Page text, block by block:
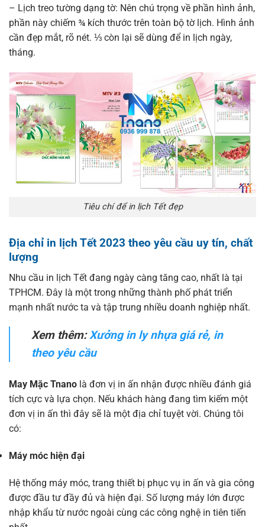
– Lịch treo tường dạng tờ: Nên chú trọng về phần hình ảnh,
phần này chiếm ¾ kích thước trên toàn bộ tờ lịch. Hình ảnh
cần đẹp mắt, rõ nét. ⅓ còn lại sẽ dùng để in lịch ngày,
tháng.
Tiêu chí để in lịch Tết đẹp
Địa chỉ in lịch Tết 2023 theo yêu cầu uy tín, chất
lượng
Nhu cầu in lịch Tết đang ngày càng tăng cao, nhất là tại
TPHCM. Đây là một trong những thành phố phát triển
mạnh nhất nước ta và tập trung nhiều doanh nghiệp nhất.
Xem thêm:Xưởng in ly nhựa giá rẻ, in
theo yêu cầu
May Mặc Tnano là đơn vị in ấn nhận được nhiều đánh giá
tích cực và lựa chọn. Nếu khách hàng đang tìm kiếm một
đơn vị in ấn thì đây sẽ là một địa chỉ tuyệt vời. Chúng tôi
có:
Máy móc hiện đại
Hệ thống máy móc, trang thiết bị phục vụ in ấn và gia công
được đầu tư đầy đủ và hiện đại. Số lượng máy lớn được
nhập khẩu từ nước ngoài cùng các công nghệ in tiên tiến